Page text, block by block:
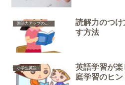
読解力のつ
す方法
小学生英語
英語学習が
庭学習のヒン